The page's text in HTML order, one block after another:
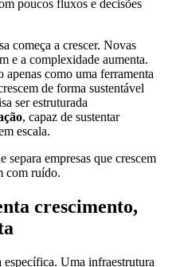
poucos fluxos e decisões
começa a crescer. Novas
e a complexidade aumenta.
apenas como uma ferramenta
de forma sustentável
ser estruturada
, capaz de sustentar
escala.
separa empresas que crescem
com ruído.
crescimento,
Uma infraestrutura